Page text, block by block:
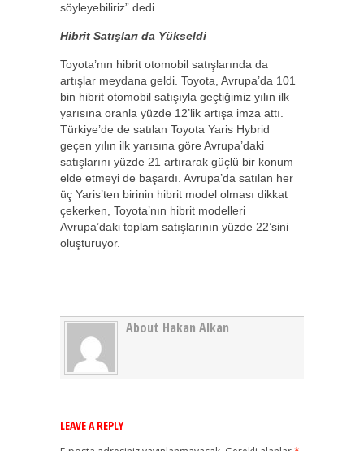
söyleyebiliriz” dedi.
Hibrit Satışları da Yükseldi
Toyota’nın hibrit otomobil satışlarında da
artışlar meydana geldi. Toyota, Avrupa’da 101
bin hibrit otomobil satışıyla geçtiğimiz yılın ilk
yarısına oranla yüzde 12’lik artışa imza attı.
Türkiye’de de satılan Toyota Yaris Hybrid
geçen yılın ilk yarısına göre Avrupa’daki
satışlarını yüzde 21 artırarak güçlü bir konum
elde etmeyi de başardı. Avrupa’da satılan her
üç Yaris’ten birinin hibrit model olması dikkat
çekerken, Toyota’nın hibrit modelleri
Avrupa’daki toplam satışlarının yüzde 22’sini
oluşturuyor.
About Hakan Alkan
LEAVE A REPLY